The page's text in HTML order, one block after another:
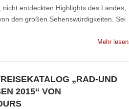
entdeckten Highlights des Landes,
den großen Sehenswürdigkeiten. Sei
Mehr lesen
„RAD-UND
2015“ VON